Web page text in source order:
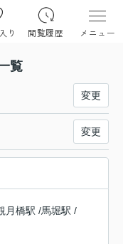
り 閲覧履歴 メニュー
覧
変更
変更
月橋駅 /馬堀駅 /